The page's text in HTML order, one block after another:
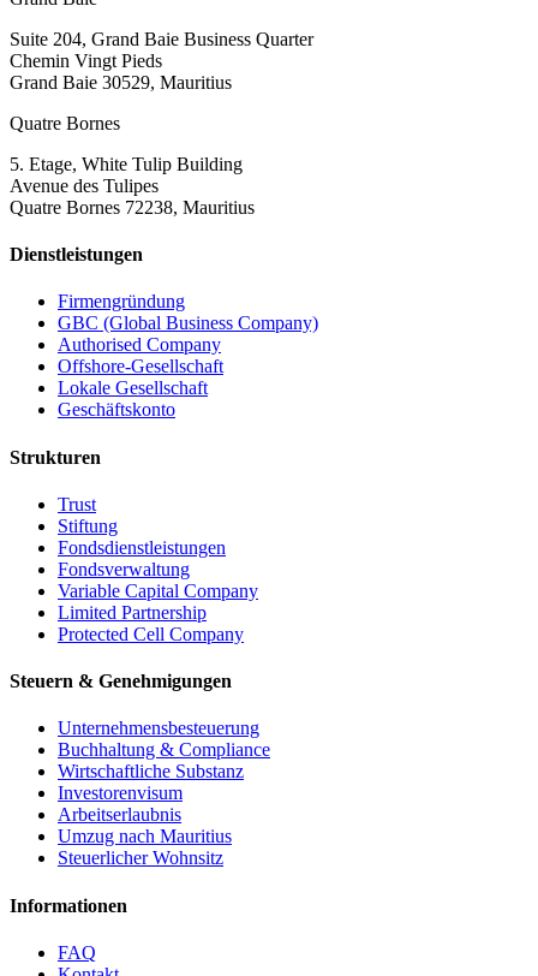
Suite 204, Grand Baie Business Quarter
Chemin Vingt Pieds
Grand Baie 30529, Mauritius
Quatre Bornes
5. Etage, White Tulip Building
Avenue des Tulipes
Quatre Bornes 72238, Mauritius
Dienstleistungen
Firmengründung
GBC (Global Business Company)
Authorised Company
Offshore-Gesellschaft
Lokale Gesellschaft
Geschäftskonto
Strukturen
Trust
Stiftung
Fondsdienstleistungen
Fondsverwaltung
Variable Capital Company
Limited Partnership
Protected Cell Company
Steuern & Genehmigungen
Unternehmensbesteuerung
Buchhaltung & Compliance
Wirtschaftliche Substanz
Investorenvisum
Arbeitserlaubnis
Umzug nach Mauritius
Steuerlicher Wohnsitz
Informationen
FAQ